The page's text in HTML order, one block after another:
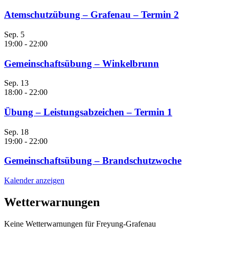
Atemschutzübung – Grafenau – Termin 2
Sep. 5
19:00 - 22:00
Gemeinschaftsübung – Winkelbrunn
Sep. 13
18:00 - 22:00
Übung – Leistungsabzeichen – Termin 1
Sep. 18
19:00 - 22:00
Gemeinschaftsübung – Brandschutzwoche
Kalender anzeigen
Wetterwarnungen
Keine Wetterwarnungen für Freyung-Grafenau